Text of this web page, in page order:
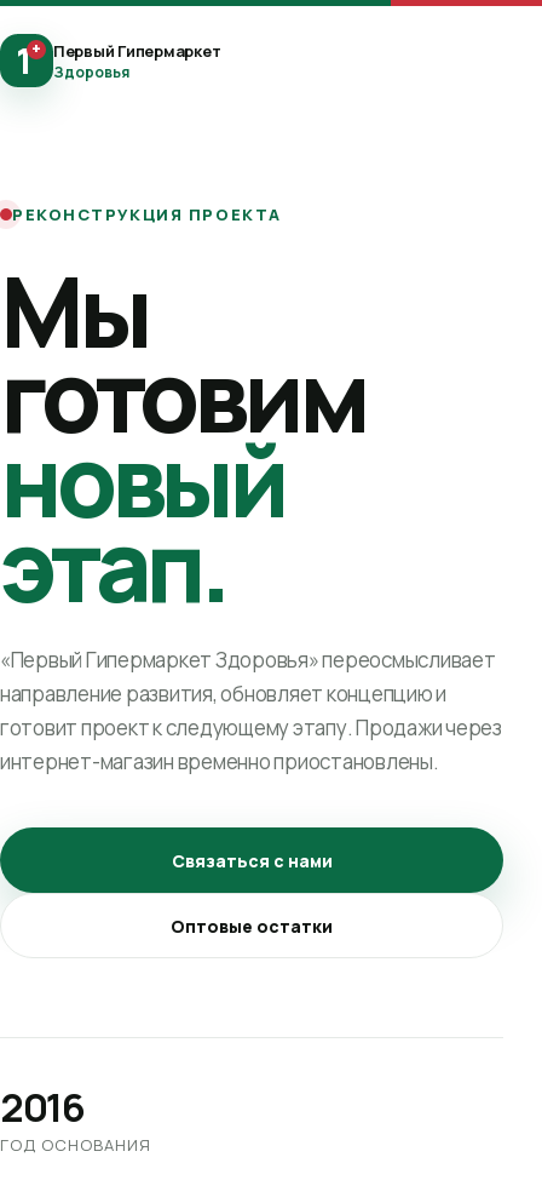
1+ Первый Гипермаркет
Здоровья
РЕКОНСТРУКЦИЯ ПРОЕКТА
Мы
готовим
новый
этап.
«Первый Гипермаркет Здоровья» переосмысливает
направление развития, обновляет концепцию и
готовит проект к следующему этапу. Продажи через
интернет-магазин временно приостановлены.
Связаться с нами
Оптовые остатки
2016
ГОД ОСНОВАНИЯ